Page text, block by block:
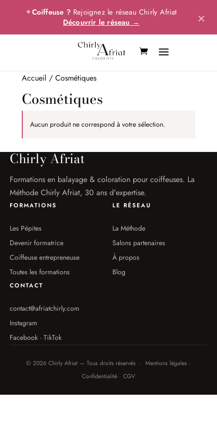
✦Coiffeuse ?Rejoignez le réseau Chirly Afriat
Découvrir le réseau →
×
Accueil / Cosmétiques
Cosmétiques
Aucun produit ne correspond à votre sélection.
Chirly Afriat
Formations en balayage & coloration pour coiffeuses. La
Méthode Chirly Afriat, 30 ans d'expertise.
FORMATIONS
Les Pépites
Devenir formatrice
Coiffeuse entrepreneuse
Toutes les formations
LE RÉSEAU
La Méthode
Salons partenaires
À propos
Blog
CONTACT
contact@afriatchirly.com
Instagram
Facebook · TikTok
© 2026 Chirly Afriat — Tous droits réservés · Mentions légales ·
Confidentialité · CGV